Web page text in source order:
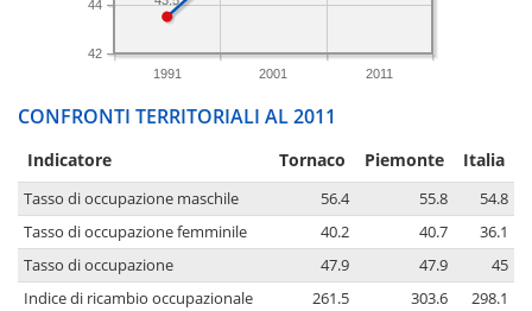
1991 2001 2011
42
44
CONFRONTI TERRITORIALI AL 2011
Indicatore Tornaco Piemonte Italia
Tasso di occupazione maschile 56.4 55.8
54.8
Tasso di occupazione femminile
40.2 40.7
36.1
Tasso di occupazione
47.9 47.9
45
Indice di ricambio occupazionale
261.5 303.6
298.1